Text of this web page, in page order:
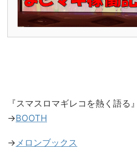
『スマスロマギレコを熱く語る
→BOOTH
→ メロンブックス